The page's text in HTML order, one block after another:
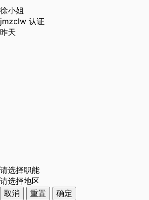
徐小姐
jmzclw 认证
昨天
请选择职能
请选择地区
取消
重置
确定